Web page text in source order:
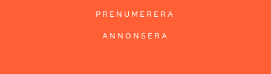
PRENUMERERA
ANNONSERA